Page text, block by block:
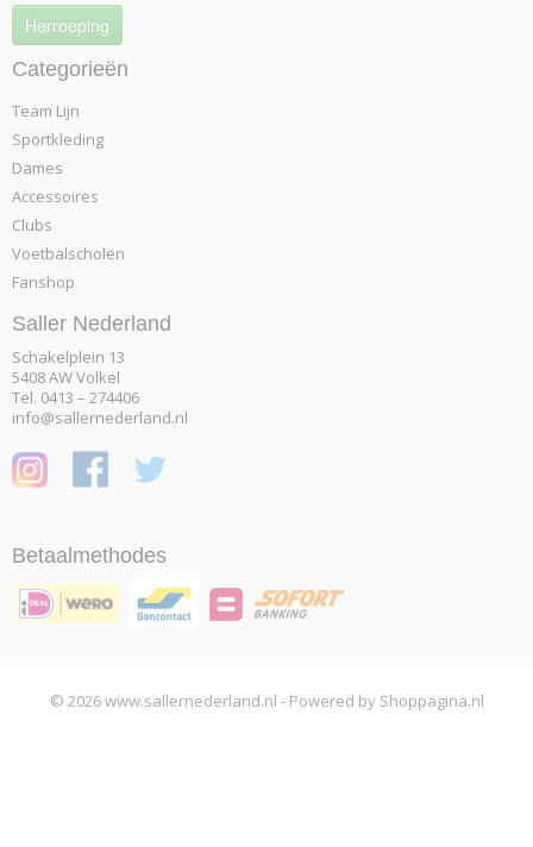
Herroeping
Categorieën
Team Lijn
Sportkleding
Dames
Accessoires
Clubs
Voetbalscholen
Fanshop
Saller Nederland
Schakelplein 13
5408 AW Volkel
Tel. 0413 – 274406
info@sallernederland.nl
Betaalmethodes
© 2026 www.sallernederland.nl - Powered by Shoppagina.nl